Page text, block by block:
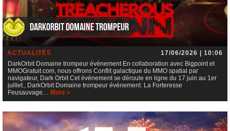
DarkOrbit Domaine trompeur
ACTUALITÉS
17/06/2026 | 10:06
DarkOrbit Domaine trompeur événement En collaboration avec Bigpoint et
MMOGratuit.com, nous offrons Conflit galactique du MMO spatial par
navigateur, Dark Orbit Cet événement se déroule en ligne du 17 juin au 1er
juillet., DarkOrbit Domaine trompeur événement. La Forteresse
Feusauvage… More »